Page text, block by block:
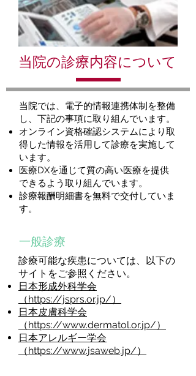
当院の診療内容について
当院では、電子的情報連携体制を整備
し、下記の事項に取り組んでいます。
オンライン資格確認システムにより取
得した情報を活用して診療を実施して
います。
医療DXを通じて質の高い医療を提供
できるよう取り組んでいます。
​診療報酬明細書を無料で交付していま
す。
一般診療
診療可能な疾患については、以下の
サイトをご参照ください。
日本形成外科学会
（https://jsprs.or.jp/）
日本皮膚科学会
（https://www.dermatol.or.jp/）
日本アレルギー学会
（https://www.jsaweb.jp/）